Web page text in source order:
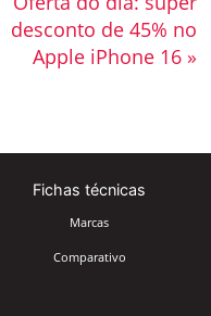
desconto de 45% no
Apple iPhone 16 »
Fichas técnicas
Marcas
Comparativo